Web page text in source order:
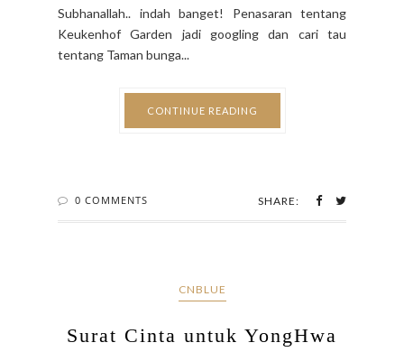
Subhanallah.. indah banget! Penasaran tentang
Keukenhof Garden jadi googling dan cari tau
tentang Taman bunga...
CONTINUE READING
0 COMMENTS SHARE:
CNBLUE
Surat Cinta untuk YongHwa